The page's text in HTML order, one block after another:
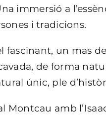
immersió a
i tradicions.
fascinant, un mas
de forma
únic, ple
Montcau amb